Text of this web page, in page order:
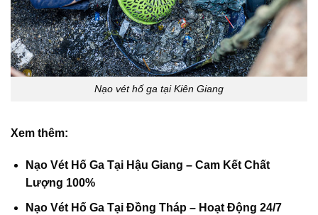
Nạo vét hố ga tại Kiên Giang
Xem thêm:
Nạo Vét Hố Ga Tại Hậu Giang – Cam Kết Chất
Lượng 100%
Nạo Vét Hố Ga Tại Đồng Tháp – Hoạt Động 24/7